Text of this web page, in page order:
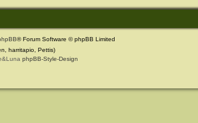
® Forum Software © phpBB Limited
harritapio, Pettis)
phpBB-Style-Design